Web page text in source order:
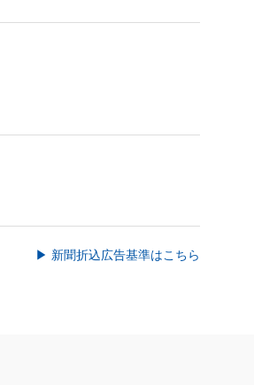
▶ 新聞折込広告基準はこちら